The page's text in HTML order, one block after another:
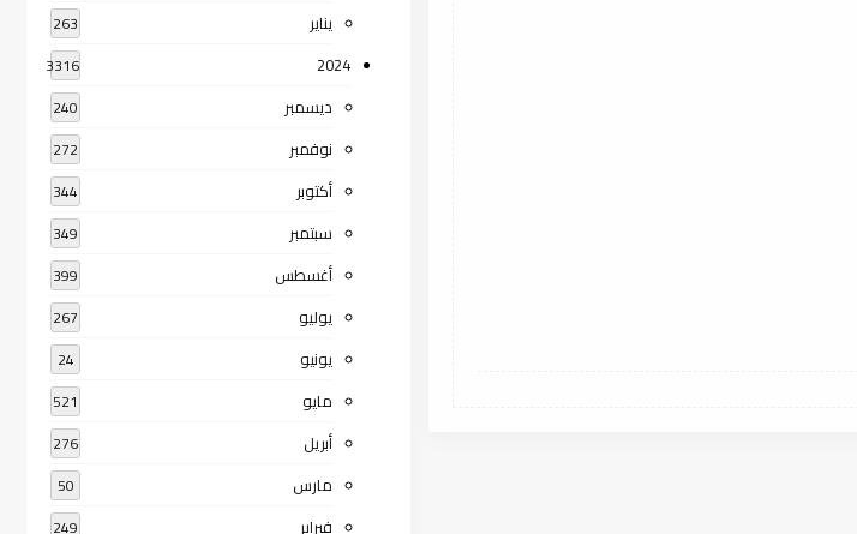
يناير 263
2024
3316
ديسمبر 240
نوفمبر 272
أكتوبر 344
سبتمبر 349
أغسطس 399
يوليو 267
يونيو 24
مايو 521
أبريل 276
مارس 50
فبراير 249